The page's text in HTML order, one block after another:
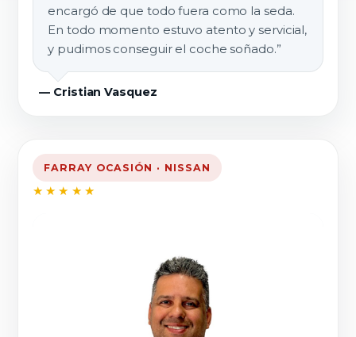
encargó de que todo fuera como la seda.
En todo momento estuvo atento y servicial,
y pudimos conseguir el coche soñado.”
— Cristian Vasquez
FARRAY OCASIÓN · NISSAN
★★★★★